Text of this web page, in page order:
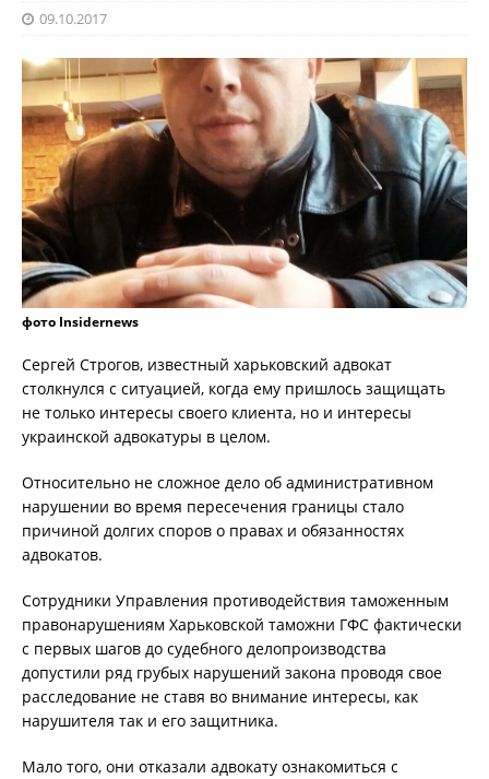
09.10.2017
фото Insidernews
Сергей Строгов, известный харьковский адвокат
столкнулся с ситуацией, когда ему пришлось защищать
не только интересы своего клиента, но и интересы
украинской адвокатуры в целом.
Относительно не сложное дело об административном
нарушении во время пересечения границы стало
причиной долгих споров о правах и обязанностях
адвокатов.
Сотрудники Управления противодействия таможенным
правонарушениям Харьковской таможни ГФС фактически
с первых шагов до судебного делопроизводства
допустили ряд грубых нарушений закона проводя свое
расследование не ставя во внимание интересы, как
нарушителя так и его защитника.
Мало того, они отказали адвокату ознакомиться с